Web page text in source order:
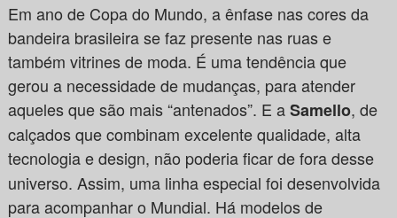
Em ano de Copa do Mundo, a ênfase nas cores da
bandeira brasileira se faz presente nas ruas e
também vitrines de moda. É uma tendência que
gerou a necessidade de mudanças, para atender
aqueles que são mais “antenados”. E aSamello, de
calçados que combinam excelente qualidade, alta
tecnologia e design, não poderia ficar de fora desse
universo. Assim, uma linha especial foi desenvolvida
para acompanhar o Mundial. Há modelos de